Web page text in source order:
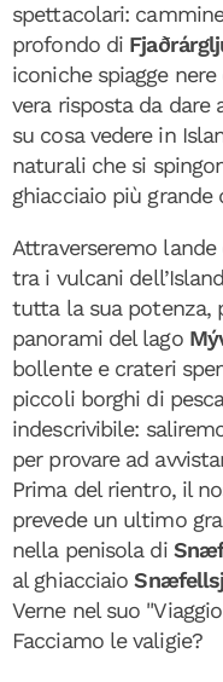
spettacolari:
profondo di
iconiche spiagge
vera risposta da dare
su cosa vedere in
naturali che si
ghiacciaio più grande
Attraverseremo
tra i vulcani
tutta la sua potenza,
panorami del lago
bollente e crateri
piccoli borghi di
indescrivibile:
per provare ad
Prima del rientro, il
prevede un ultimo
nella penisola di
al ghiacciaio
Verne nel suo
Facciamo le valigie?